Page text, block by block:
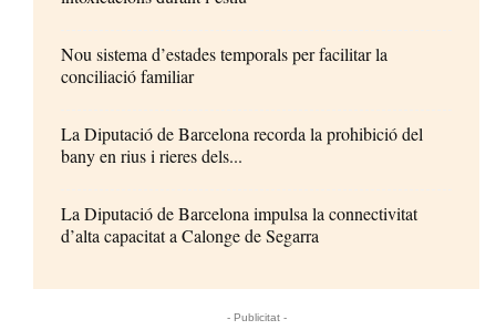
Nou sistema d’estades temporals per facilitar la
conciliació familiar
La Diputació de Barcelona recorda la prohibició del
bany en rius i rieres dels...
La Diputació de Barcelona impulsa la connectivitat
d’alta capacitat a Calonge de Segarra
- Publicitat -